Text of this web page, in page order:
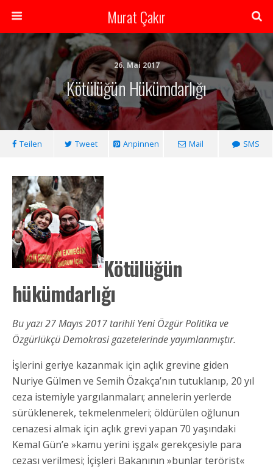
Murat Çakır
26. Mai 2017
Kötülüğün Hükümdarlığı
Teilen Tweet Anpinnen Mail SMS
Kötülüğün
hükümdarlığı
Bu yazı 27 Mayıs 2017 tarihli Yeni Özgür Politika ve
Özgürlükçü Demokrasi gazetelerinde yayımlanmıştır.
İşlerini geriye kazanmak için açlık grevine giden
Nuriye Gülmen ve Semih Özakça’nın tutuklanıp, 20 yıl
ceza istemiyle yargılanmaları; annelerin yerlerde
sürüklenerek, tekmelenmeleri; öldürülen oğlunun
cenazesi almak için açlık grevi yapan 70 yaşındaki
Kemal Gün’e »kamu yerini işgal« gerekçesiyle para
cezası verilmesi; İçişleri Bakanının »bunlar terörist«